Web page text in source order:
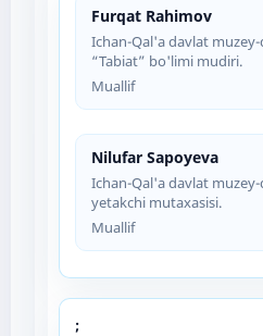
Furqat Rahimov
Ichan-Qal'a davlat
“Tabiat” bo'limi mudiri.
Muallif
Nilufar Sapoyeva
Ichan-Qal'a davlat
yetakchi mutaxasisi.
Muallif
;